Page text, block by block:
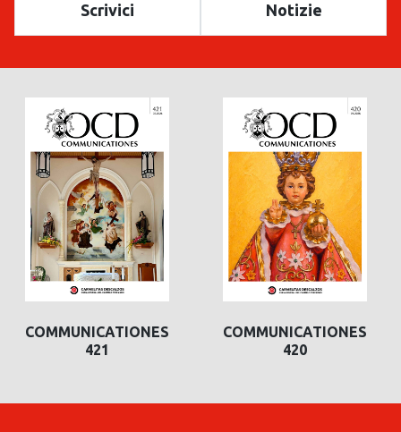
Scrivici Notizie
COMMUNICATIONES
421
COMMUNICATIONES
420